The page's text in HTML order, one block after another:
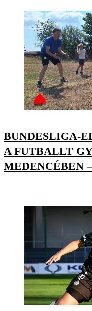
BUNDESLIGA-
A FUTBALLT
MEDENCÉBEN